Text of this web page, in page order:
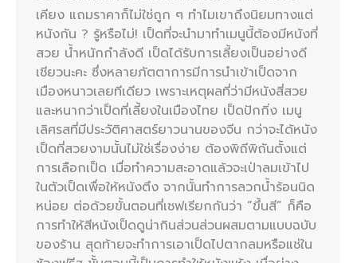
เคียง แถมราคาก็ไม่ใช่ถูก ๆ ทำไมเขาถึงนิยมทางแต่
หนังกัน ? รู้หรือไม่! เป็ดที่จะนำมาทำเมนูนี้ต้องมีหนังที่
สวย น้ำหนักกำลังดี เป็ดได้รับการเลี้ยงเป็นอย่างดี
เชียวนะคะ ซึ่งหลายภัตตาการมีการนำเข้าเป็ดจาก
เมืองหนาวเลยทีเดียว เพราะเหตุผลที่ว่ามีหนังสี่สวย
และหนากว่าเป็ดที่เลี้ยงในเมืองไทย เป็ดปักกิ่ง เมนู
เลิศรสที่มีประวัติศาสตร์ยาวนานของจีน กว่าจะได้หนัง
เป็ดที่สวยงามนั้นไม่ใช่เรื่องง่าย ต้องพิถีพิถันตั้งแต่
การเลือกเป็ด เมื่อทำความสะอาดแล้วจะเป่าลมเข้าไป
ในตัวเป็ดเพื่อให้หนังตึง จากนั้นทำการลวกน้ำร้อนนิด
หน่อย ต่อด้วยขั้นตอนที่เชฟเรียกกันว่า “ขึ้นสี” ก็คือ
การทำให้สีหนังเป็ดดูน่ากินส่วนส่วนผสมตามแบบฉบับ
ของร้าน สุดท้ายจะทำการเอาเป็ดไปตากลมหรือแช่ใน